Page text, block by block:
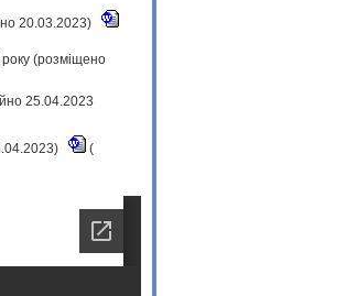
20.03.2023)
(розміщено
25.04.2023
(